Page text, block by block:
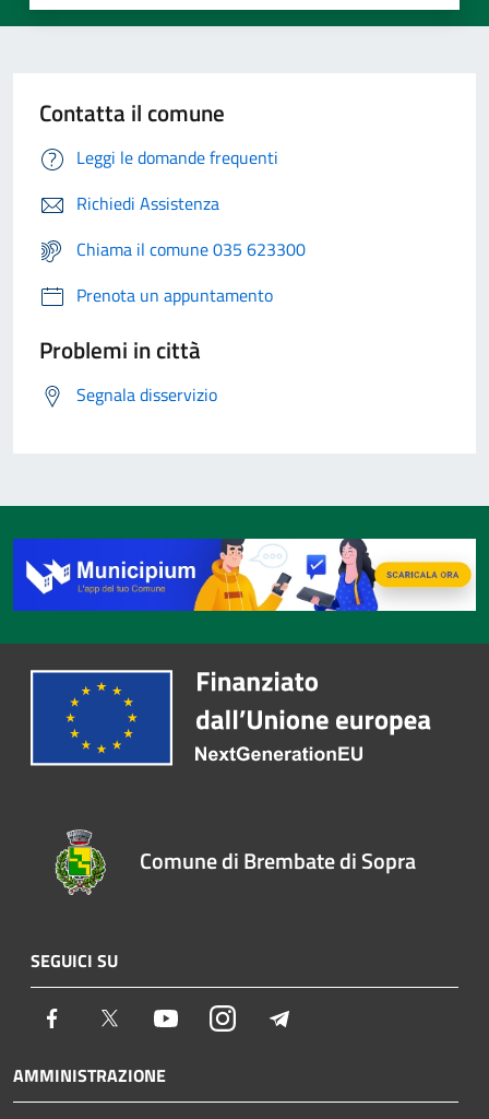
Contatta il comune
Leggi le domande frequenti
Richiedi Assistenza
Chiama il comune 035 623300
Prenota un appuntamento
Problemi in città
Segnala disservizio
Comune di Brembate di Sopra
SEGUICI SU
Facebook Twitter YoutubeInstagram
AMMINISTRAZIONE